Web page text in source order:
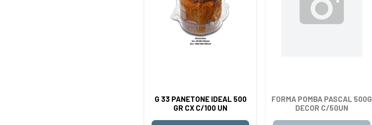
G 33 PANETONE IDEAL 500
GR CX C/100 UN
FORMA POMBA PASCAL 500G
DECOR C/50UN